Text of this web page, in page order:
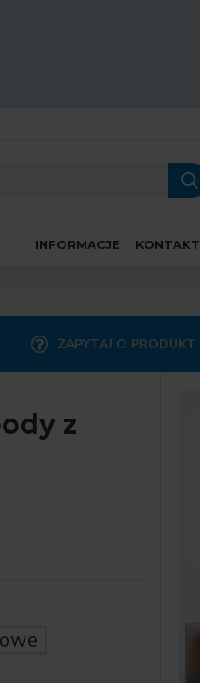
INFORMACJE KONTAKT
ZAPYTAJ O PRODUKT
z